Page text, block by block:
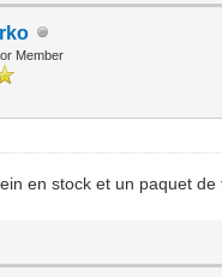
Member
en stock et un paquet